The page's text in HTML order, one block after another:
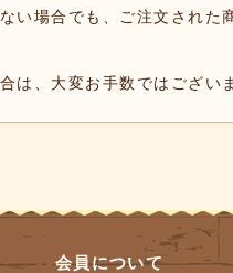
い場合でも、ご注文された
は、大変お手数ではござい
会員について